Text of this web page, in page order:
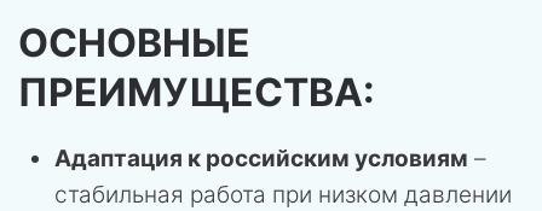
ОСНОВНЫЕ
ПРЕИМУЩЕСТВА:
Адаптация к российским условиям –
стабильная работа при низком давлении